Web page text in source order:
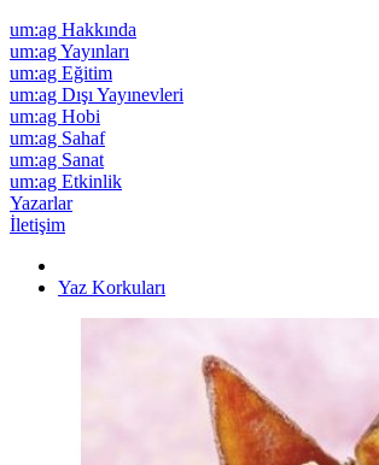
um:ag Hakkında
um:ag Yayınları
um:ag Eğitim
um:ag Dışı Yayınevleri
um:ag Hobi
um:ag Sahaf
um:ag Sanat
um:ag Etkinlik
Yazarlar
İletişim
Yaz Korkuları